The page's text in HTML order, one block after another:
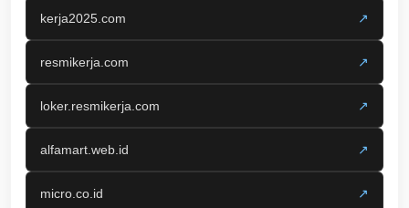
kerja2025.com ↗
resmikerja.com ↗
loker.resmikerja.com ↗
alfamart.web.id ↗
micro.co.id ↗